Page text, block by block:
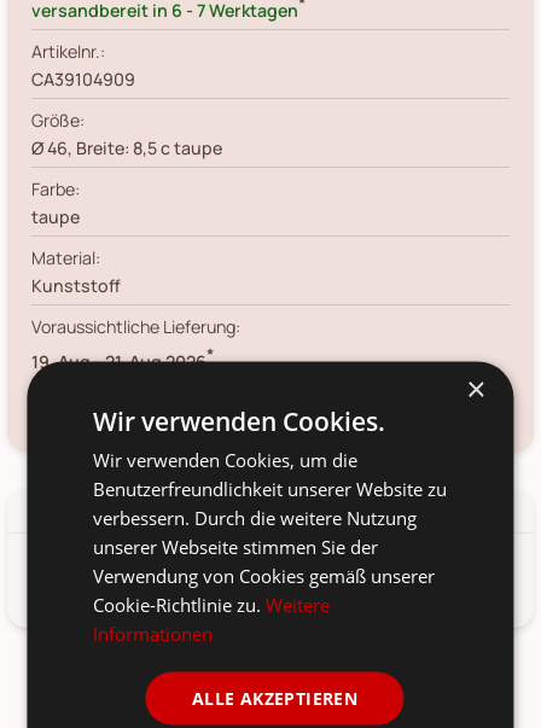
versandbereit in 6 - 7 Werktagen
Artikelnr.:
CA39104909
Größe:
Ø 46, Breite: 8,5 c taupe
Farbe:
taupe
Material:
Kunststoff
Voraussichtliche Lieferung:
19. Aug-21. Aug 2026*
Frage zum Produkt?Kundenservice kontaktieren
Produkt-/Sicherheitshinweise
Fleur Kranz mit Blumen von Chic Antique, Dänemark.
×
Wir verwenden Cookies.
Wir verwenden Cookies, um die
Benutzerfreundlichkeit unserer Website zu
verbessern. Durch die weitere Nutzung
unserer Webseite stimmen Sie der
Verwendung von Cookies gemäß unserer
Cookie-Richtlinie zu.Weitere
Informationen
ALLE AKZEPTIEREN